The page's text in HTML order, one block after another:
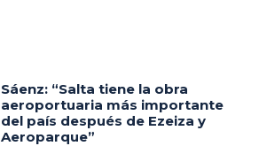
Sáenz: “Salta tiene la obra
aeroportuaria más importante
del país después de Ezeiza y
Aeroparque”